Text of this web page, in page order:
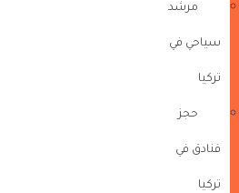
مرشد
سياحي في
تركيا
حجز
فنادق في
تركيا